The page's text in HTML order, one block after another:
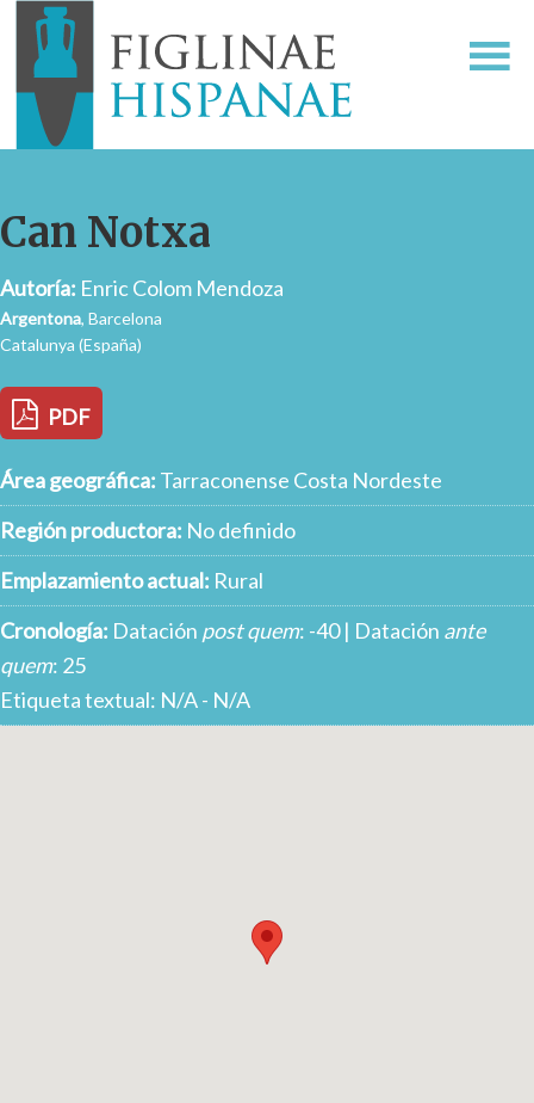
Can Notxa
Autoría: Enric Colom Mendoza
Argentona, Barcelona
Catalunya (España)
PDF
Área geográfica: Tarraconense Costa Nordeste
Región productora: No definido
Emplazamiento actual: Rural
Cronología: Datación post quem: -40 | Datación ante
quem: 25
Etiqueta textual: N/A - N/A